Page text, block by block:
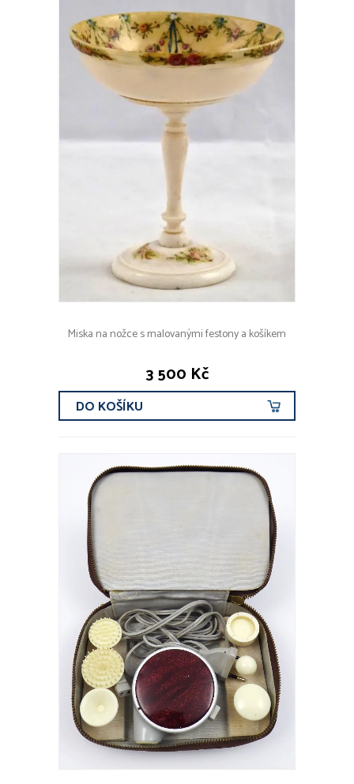
Miska na nožce s malovanými festony a košíkem
3 500 Kč
DO KOŠÍKU